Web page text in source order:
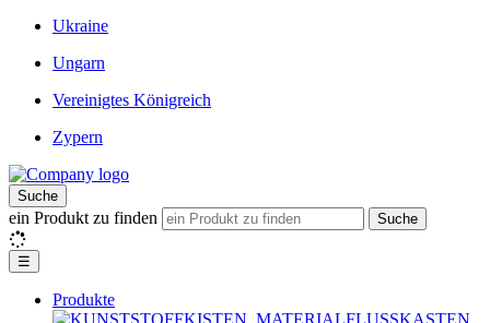
Ukraine
Ungarn
Vereinigtes Königreich
Zypern
Suche
ein Produkt zu finden Suche
☰
Produkte